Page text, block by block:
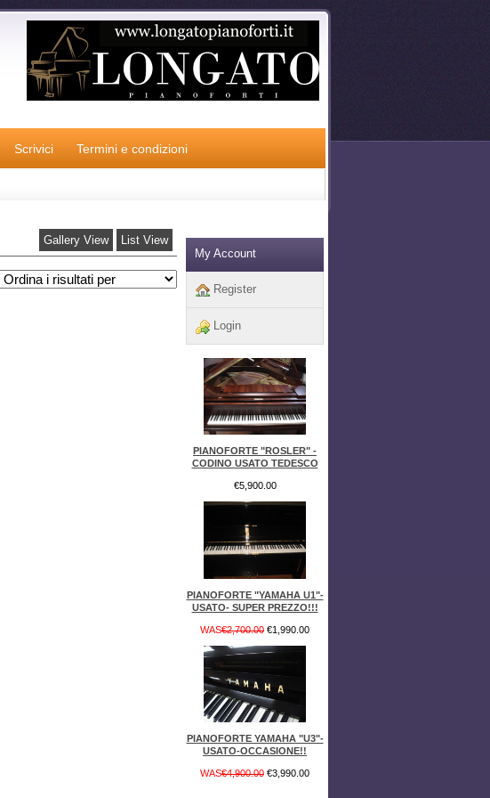
Scrivici Termini e condizioni
Gallery View List View
My Account
Register
Login
PIANOFORTE "ROSLER" -
CODINO USATO TEDESCO
€5,900.00
PIANOFORTE "YAMAHA U1"-
USATO- SUPER PREZZO!!!
WAS€2,700.00 €1,990.00
PIANOFORTE YAMAHA "U3"-
USATO-OCCASIONE!!
WAS€4,900.00 €3,990.00